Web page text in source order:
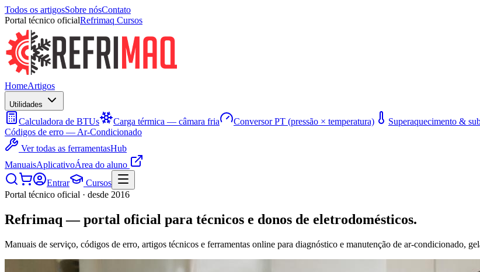
Todos os artigosSobre nósContato
Portal técnico oficialRefrimaq Cursos
HomeArtigos
Utilidades
Calculadora de BTUs Carga térmica — câmara fria Conversor PT (pressão × temperatura) Superaquecimento &
Códigos de erro — Ar-Condicionado
Ver todas as ferramentasHub
ManuaisAplicativoÁrea do aluno
Entrar
Cursos
Portal técnico oficial · desde 2016
Refrimaq — portal oficial para técnicos e donos de eletrodomésticos.
Manuais de serviço, códigos de erro, artigos técnicos e ferramentas online para diagnóstico e manutenção de ar-condicionado,